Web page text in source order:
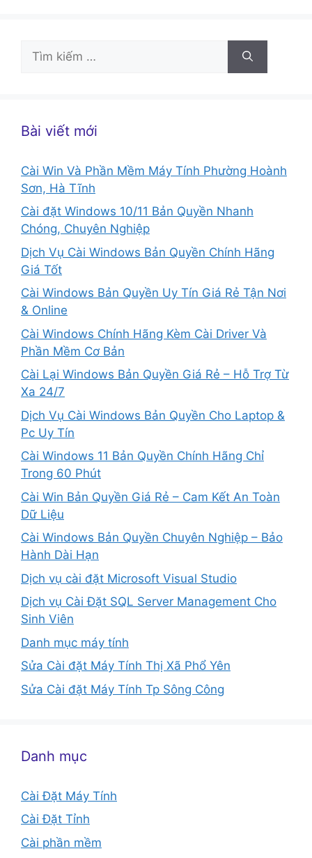
Tìm
kiếm
Bài viết mới
Cài Win Và Phần Mềm Máy Tính Phường Hoành
Sơn, Hà Tĩnh
Cài đặt Windows 10/11 Bản Quyền Nhanh
Chóng, Chuyên Nghiệp
Dịch Vụ Cài Windows Bản Quyền Chính Hãng
Giá Tốt
Cài Windows Bản Quyền Uy Tín Giá Rẻ Tận Nơi
& Online
Cài Windows Chính Hãng Kèm Cài Driver Và
Phần Mềm Cơ Bản
Cài Lại Windows Bản Quyền Giá Rẻ – Hỗ Trợ Từ
Xa 24/7
Dịch Vụ Cài Windows Bản Quyền Cho Laptop &
Pc Uy Tín
Cài Windows 11 Bản Quyền Chính Hãng Chỉ
Trong 60 Phút
Cài Win Bản Quyền Giá Rẻ – Cam Kết An Toàn
Dữ Liệu
Cài Windows Bản Quyền Chuyên Nghiệp – Bảo
Hành Dài Hạn
Dịch vụ cài đặt Microsoft Visual Studio
Dịch vụ Cài Đặt SQL Server Management Cho
Sinh Viên
Danh mục máy tính
Sửa Cài đặt Máy Tính Thị Xã Phổ Yên
Sửa Cài đặt Máy Tính Tp Sông Công
Danh mục
Cài Đặt Máy Tính
Cài Đặt Tỉnh
Cài phần mềm